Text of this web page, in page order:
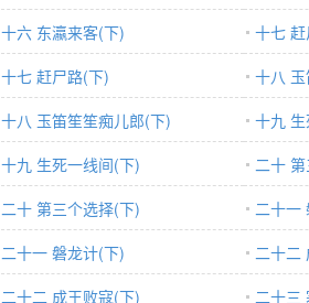
十六 东瀛来客(下)
十七
十七 赶尸路(下)
十八
十八 玉笛笙笙痴儿郎(下)
十九
十九 生死一线间(下)
二十
二十 第三个选择(下)
二十一
二十一 磐龙计(下)
二十二
二十二 成王败寇(下)
二十三